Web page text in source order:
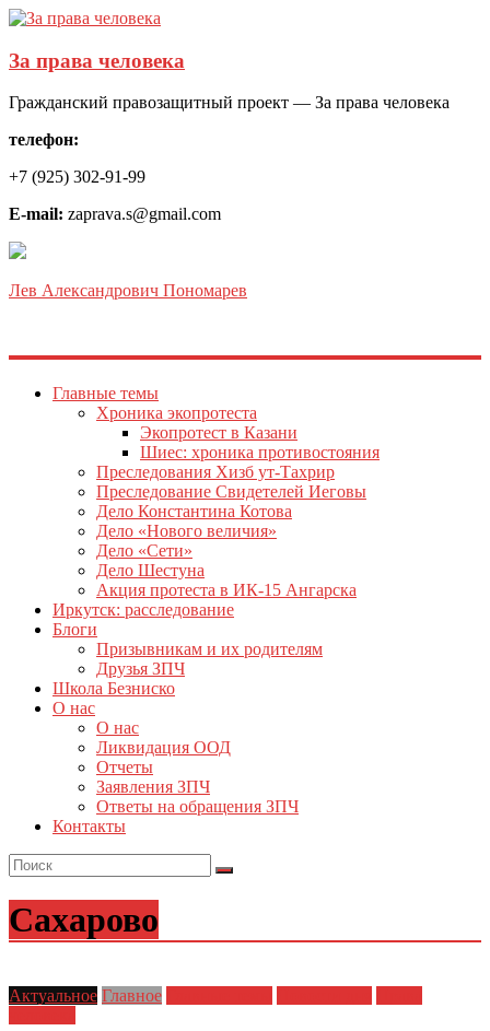
За права человека
Гражданский правозащитный проект — За права человека
телефон:
+7 (925) 302-91-99
E-mail: zaprava.s@gmail.com
Лев Александрович Пономарев
Главные темы
Хроника экопротеста
Экопротест в Казани
Шиес: хроника противостояния
Преследования Хизб ут-Тахрир
Преследование Свидетелей Иеговы
Дело Константина Котова
Дело «Нового величия»
Дело «Сети»
Дело Шестуна
Акция протеста в ИК-15 Ангарска
Иркутск: расследование
Блоги
Призывникам и их родителям
Друзья ЗПЧ
Школа Безниско
О нас
О нас
Ликвидация ООД
Отчеты
Заявления ЗПЧ
Ответы на обращения ЗПЧ
Контакты
Сахарово
Актуальное Главное